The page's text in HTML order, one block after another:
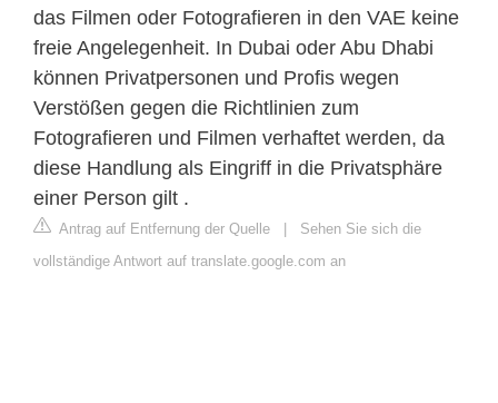
das Filmen oder Fotografieren in den VAE keine
freie Angelegenheit. In Dubai oder Abu Dhabi
können Privatpersonen und Profis wegen
Verstößen gegen die Richtlinien zum
Fotografieren und Filmen verhaftet werden, da
diese Handlung als Eingriff in die Privatsphäre
einer Person gilt .
Antrag auf Entfernung der Quelle | Sehen Sie sich die
vollständige Antwort auf translate.google.com an